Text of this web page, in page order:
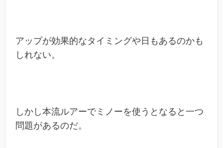
アップが効果的なタイミングや日もあるのかも
しれない。
しかし本流ルアーでミノーを使うとなると一つ
問題があるのだ。